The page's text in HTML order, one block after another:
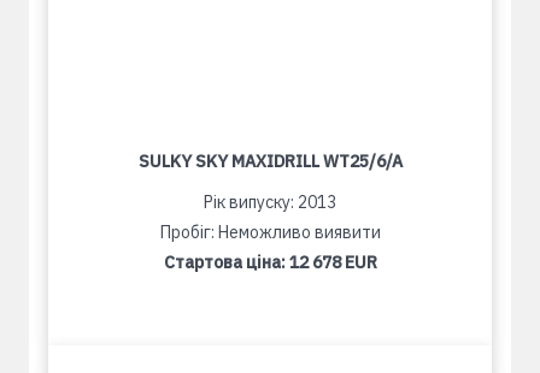
SULKY SKY MAXIDRILL WT25/6/A
Рік випуску: 2013
Пробіг: Неможливо виявити
Стартова ціна:12 678 EUR